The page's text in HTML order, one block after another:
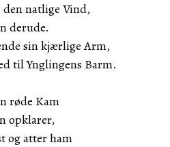
den natlige Vind,
derude.
sin kjærlige Arm,
til Ynglingens Barm.
røde Kam
opklarer,
og atter ham